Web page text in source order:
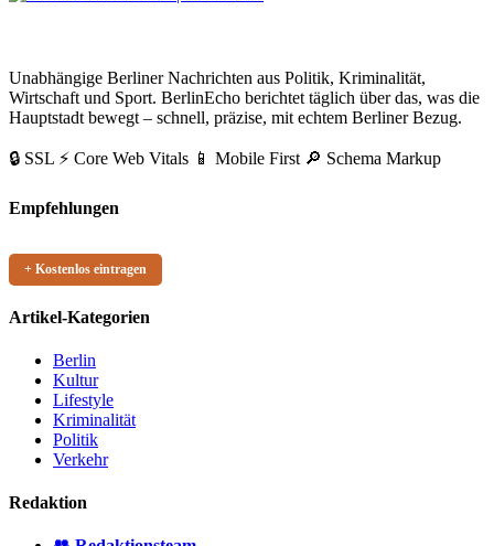
Unabhängige Berliner Nachrichten aus Politik, Kriminalität,
Wirtschaft und Sport. BerlinEcho berichtet täglich über das, was die
Hauptstadt bewegt – schnell, präzise, mit echtem Berliner Bezug.
🔒 SSL ⚡ Core Web Vitals 📱 Mobile First 🔎 Schema Markup
Empfehlungen
+ Kostenlos eintragen
Artikel-Kategorien
Berlin
Kultur
Lifestyle
Kriminalität
Politik
Verkehr
Redaktion